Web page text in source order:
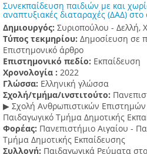
Συνεκπαίδευση παιδιών με και
αναπτυξιακές διαταραχές (ΔΑΔ) στο
Δημιουργός: Συριοπούλου - Δελλή,
Τύπος τεκμηρίου: Δημοσίευση σε
Επιστημονικό άρθρο
Επιστημονικό πεδίο: Εκπαίδευση
Χρονολογία : 2022
Γλώσσα: Ελληνική γλώσσα
Σχολή/τμήμα/ινστιτούτο:
▶ Σχολή Ανθρωπιστικών
Παιδαγωγικό Τμήμα Δημοτικής
Φορέας: Πανεπιστήμιο Αιγαίου -
Τμήμα Δημοτικής Εκπαίδευσης
Συλλογή: Παιδαγωγικά Ρεύματα